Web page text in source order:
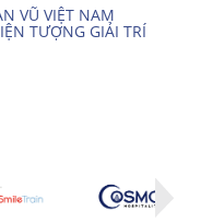
VŨ VIỆT NAM
TƯỢNG GIẢI TRÍ